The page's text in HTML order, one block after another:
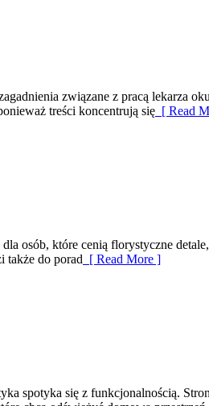
związane z pracą lekarza
treści koncentrują się [ Read
osób, które cenią florystyczne
także do porad [ Read More ]
spotyka się z funkcjonalnością.